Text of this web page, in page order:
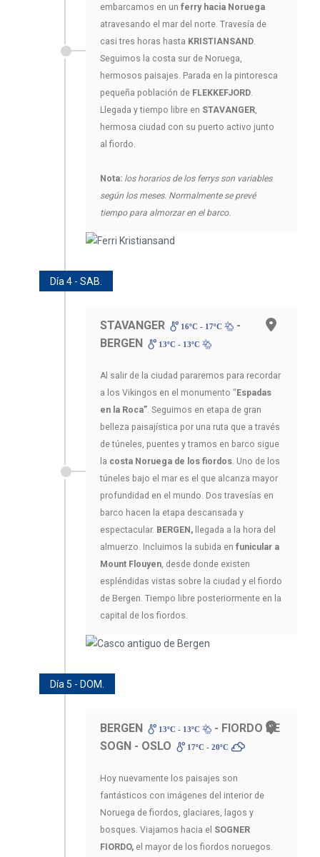
embarcamos en un ferry hacia Noruega
atravesando el mar del norte. Travesía de
casi tres horas hasta KRISTIANSAND
Seguimos la costa sur de Noruega,
hermosos paisajes. Parada en la pintoresca
pequeña población de FLEKKEFJORD
Llegada y tiempo libre en STAVANGER
hermosa ciudad con su puerto activo junto
al fiordo.
Nota: los horarios de los ferrys son variables
según los meses. Normalmente se prevé
tiempo para almorzar en el barco.
Día 4 - SAB.
STAVANGER 16ºC - 17ºC
-
BERGEN
13ºC - 13ºC
Al salir de la ciudad pararemos para recordar
a los Vikingos en el monumento “Espadas
en la Roca” . Seguimos en etapa de gran
belleza paisajística por una ruta que a través
de túneles, puentes y tramos en barco sigue
la costa Noruega de los fiordos . Uno de los
túneles bajo el mar es el que alcanza mayor
profundidad en el mundo. Dos travesías en
barco hacen la etapa descansada y
espectacular. BERGEN,
llegada a la hora del
almuerzo. Incluimos la subida en funicular a
Mount Flouyen , desde donde existen
espléndidas vistas sobre la ciudad y el fiordo
de Bergen. Tiempo libre posteriormente en la
capital de los fiordos.
Día 5 - DOM.
BERGEN 13ºC - 13ºC
- FIORDO DE
SOGN - OSLO
17ºC - 20ºC
Hoy nuevamente los paisajes son
fantásticos con imágenes del interior de
Noruega de fiordos, glaciares, lagos y
bosques. Viajamos hacia el SOGNER
FIORDO, el mayor de los fiordos noruegos.